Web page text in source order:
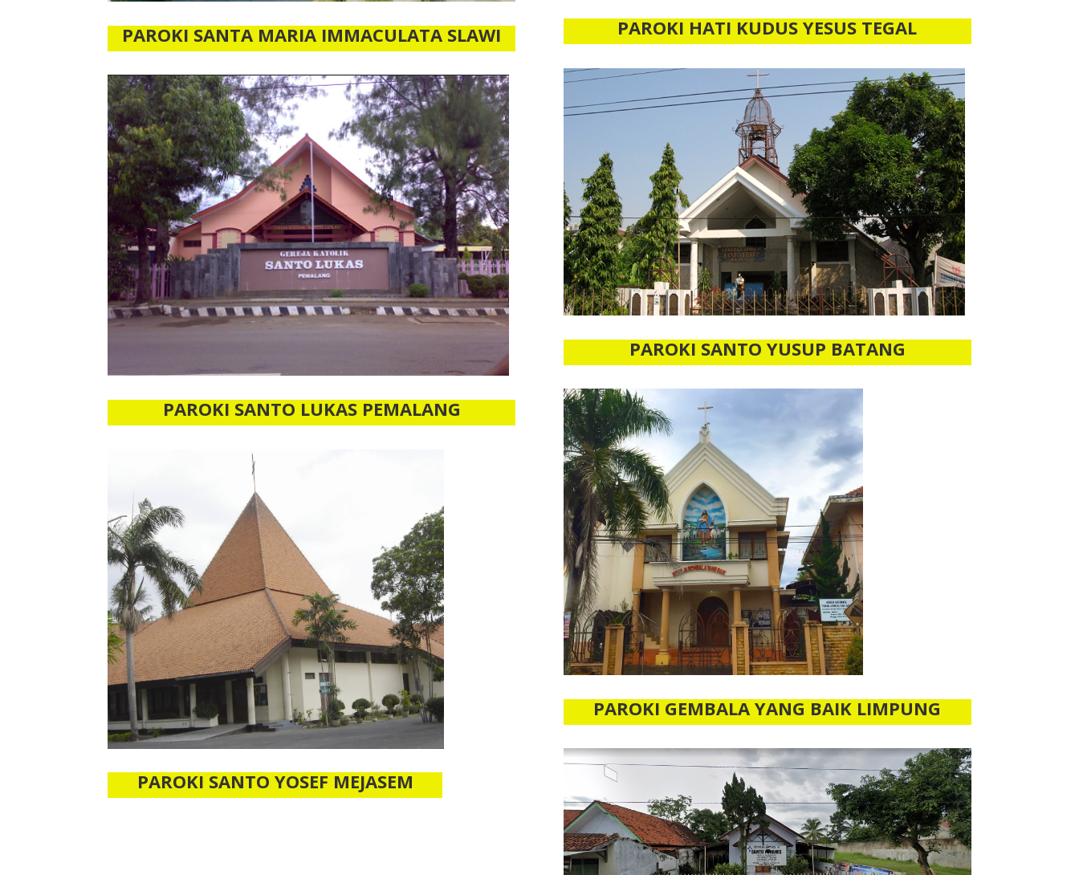
PAROKI SANTA MARIA IMMACULATA SLAWI
PAROKI SANTO LUKAS PEMALANG
PAROKI SANTO YOSEF MEJASEM
PAROKI HATI KUDUS YESUS TEGAL
PAROKI SANTO YUSUP BATANG
PAROKI GEMBALA YANG BAIK LIMPUNG